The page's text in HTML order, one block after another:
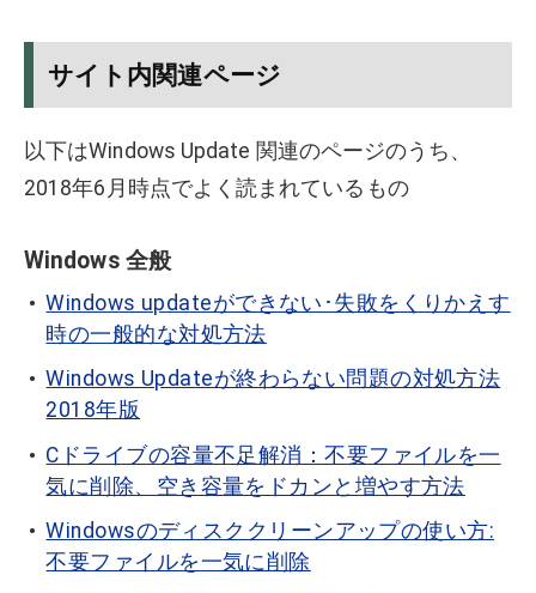
サイト内関連ページ
以下はWindows Update 関連のページのうち、
2018年6月時点でよく読まれているもの
Windows 全般
Windows updateができない･失敗をくりかえす
時の一般的な対処方法
Windows Updateが終わらない問題の対処方法
2018年版
Cドライブの容量不足解消：不要ファイルを一
気に削除、空き容量をドカンと増やす方法
Windowsのディスククリーンアップの使い方:
不要ファイルを一気に削除